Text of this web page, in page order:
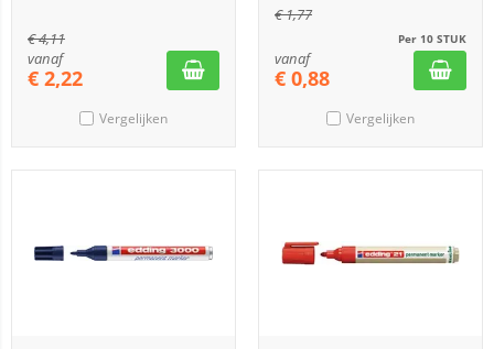
€4,11
vanaf
€ 2,22
Vergelijken
€1,77
Per 10 STUK
vanaf
€ 0,88
Vergelijken